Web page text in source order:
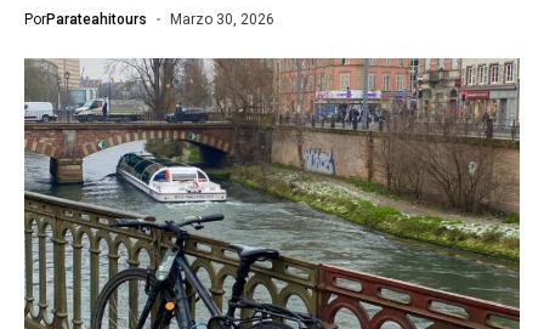
PorParateahitours Marzo 30, 2026